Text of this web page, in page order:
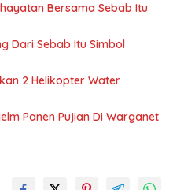
Bersama Sebab Itu
Dari Sebab Itu Simbol
2 Helikopter Water
Panen Pujian Di Warganet